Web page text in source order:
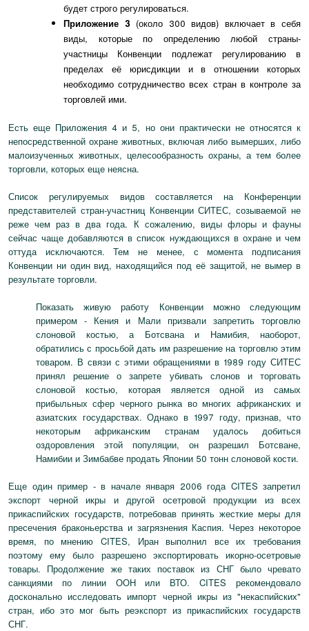
будет строго регулироваться.
Приложение 3 (около 300 видов) включает в себя
виды, которые по определению любой страны-
участницы Конвенции подлежат регулированию в
пределах её юрисдикции и в отношении которых
необходимо сотрудничество всех стран в контроле за
торговлей ими.
Есть еще Приложения 4 и 5, но они практически не относятся к
непосредственной охране животных, включая либо вымерших, либо
малоизученных животных, целесообразность охраны, а тем более
торговли, которых еще неясна.
Список регулируемых видов составляется на Конференции
представителей стран-участниц Конвенции СИТЕС, созываемой не
реже чем раз в два года. К сожалению, виды флоры и фауны
сейчас чаще добавляются в список нуждающихся в охране и чем
оттуда исключаются. Тем не менее, с момента подписания
Конвенции ни один вид, находящийся под её защитой, не вымер в
результате торговли.
Показать живую работу Конвенции можно следующим
примером - Кения и Мали призвали запретить торговлю
слоновой костью, а Ботсвана и Намибия, наоборот,
обратились с просьбой дать им разрешение на торговлю этим
товаром. В связи с этими обращениями в 1989 году СИТЕС
принял решение о запрете убивать слонов и торговать
слоновой костью, которая является одной из самых
прибыльных сфер черного рынка во многих африканских и
азиатских государствах. Однако в 1997 году, признав, что
некоторым африканским странам удалось добиться
оздоровления этой популяции, он разрешил Ботсване,
Намибии и Зимбабве продать Японии 50 тонн слоновой кости.
Еще один пример - в начале января 2006 года CITES запретил
экспорт черной икры и другой осетровой продукции из всех
прикаспийских государств, потребовав принять жесткие меры для
пресечения браконьерства и загрязнения Каспия. Через некоторое
время, по мнению CITES, Иран выполнил все их требования
поэтому ему было разрешено экспортировать икорно-осетровые
товары. Продолжение же таких поставок из СНГ было чревато
санкциями по линии ООН или ВТО. CITES рекомендовало
досконально исследовать импорт черной икры из "некаспийских"
стран, ибо это мог быть реэкспорт из прикаспийских государств
СНГ.